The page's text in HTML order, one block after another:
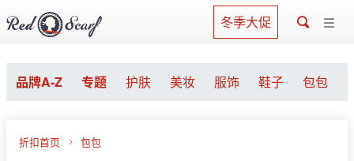
冬季大促
品牌A-Z 专题 护肤 美妆 服饰 鞋子 包包
折扣首页 包包